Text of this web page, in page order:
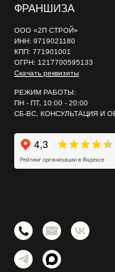
ФРАНШИЗА
ООО «2П СТРОЙ»
ИНН: 9719021180
КПП: 771901001
ОГРН: 1217700595133
Скачать реквизиты
РЕЖИМ РАБОТЫ:
ПН - ПТ, 10:00 - 20:00
СБ-ВС, КОНСУЛЬТАЦИЯ И